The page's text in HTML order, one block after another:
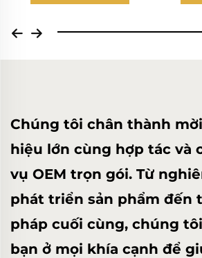
Chúng tôi chân thành
hiệu lớn cùng hợp tác và
vụ OEM trọn gói. Từ
phát triển sản phẩm đến
pháp cuối cùng, chúng
bạn ở mọi khía cạnh để